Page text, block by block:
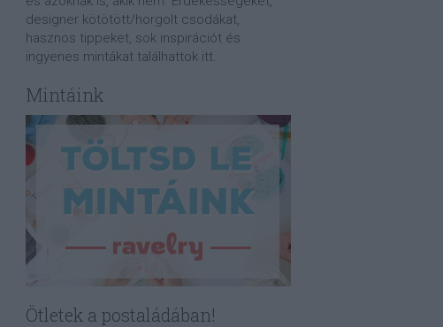
designer kötötött/horgolt csodákat,
hasznos tippeket, sok inspirációt és
ingyenes mintákat találhattok itt.
Mintáink
Ötletek a postaládában!